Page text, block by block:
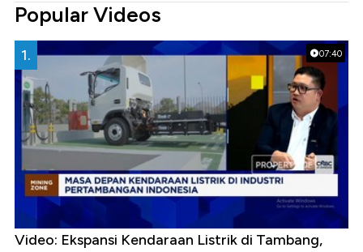
Popular Videos
07:40
1.
Video: Ekspansi Kendaraan Listrik di Tambang,